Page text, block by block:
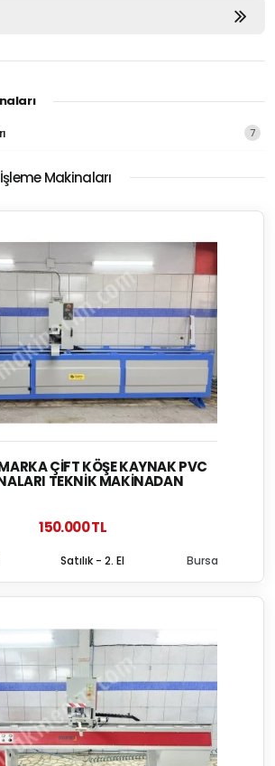
7
Makinaları
ÇIFT KÖŞE KAYNAK PVC
TEKNIK MAKINADAN
150.000 TL
Satılık - 2. El Bursa